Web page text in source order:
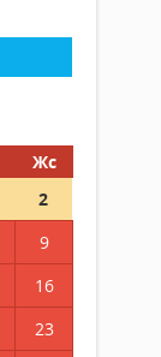
Жс
2
9
16
23